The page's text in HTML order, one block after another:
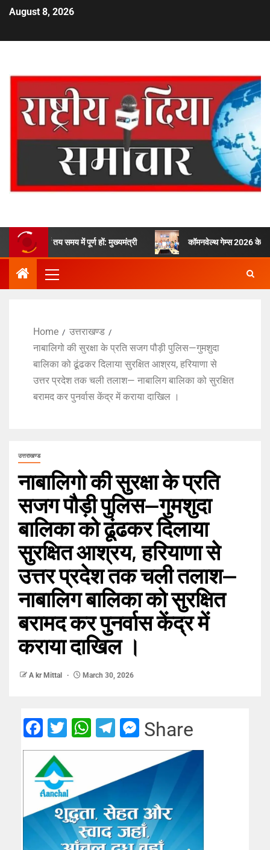
August 8, 2026
तय समय में पूर्ण हों: मुख्यमंत्री कॉमनवेल्थ गेम्स 2026 के उत्तराखंड के
Home
उत्तराखण्ड
नाबालिगो की सुरक्षा के प्रति सजग पौड़ी पुलिस—गुमशुदा
बालिका को ढूंढकर दिलाया सुरक्षित आश्रय, हरियाणा से
उत्तर प्रदेश तक चली तलाश— नाबालिग बालिका को सुरक्षित
बरामद कर पुनर्वास केंद्र में कराया दाखिल ।
उत्तराखण्ड
नाबालिगो की सुरक्षा के प्रति
सजग पौड़ी पुलिस—गुमशुदा
बालिका को ढूंढकर दिलाया
सुरक्षित आश्रय, हरियाणा से
उत्तर प्रदेश तक चली तलाश—
नाबालिग बालिका को सुरक्षित
बरामद कर पुनर्वास केंद्र में
कराया दाखिल ।
A kr Mittal March 30, 2026
Facebook
TwitterWhatsApp
Telegram
Messenger
Share